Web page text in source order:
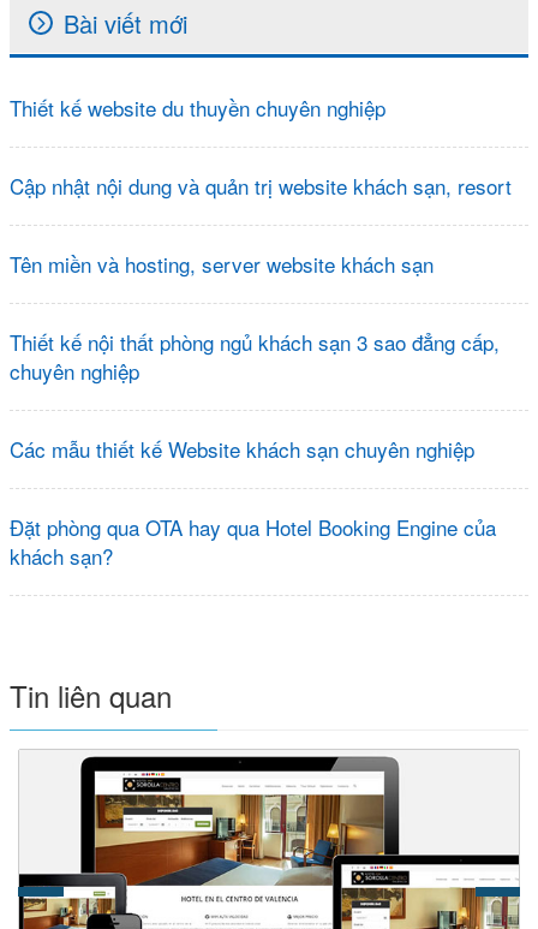
Bài viết mới
Thiết kế website du thuyền chuyên nghiệp
Cập nhật nội dung và quản trị website khách sạn, resort
Tên miền và hosting, server website khách sạn
Thiết kế nội thất phòng ngủ khách sạn 3 sao đẳng cấp,
chuyên nghiệp
Các mẫu thiết kế Website khách sạn chuyên nghiệp
Đặt phòng qua OTA hay qua Hotel Booking Engine của
khách sạn?
Tin liên quan